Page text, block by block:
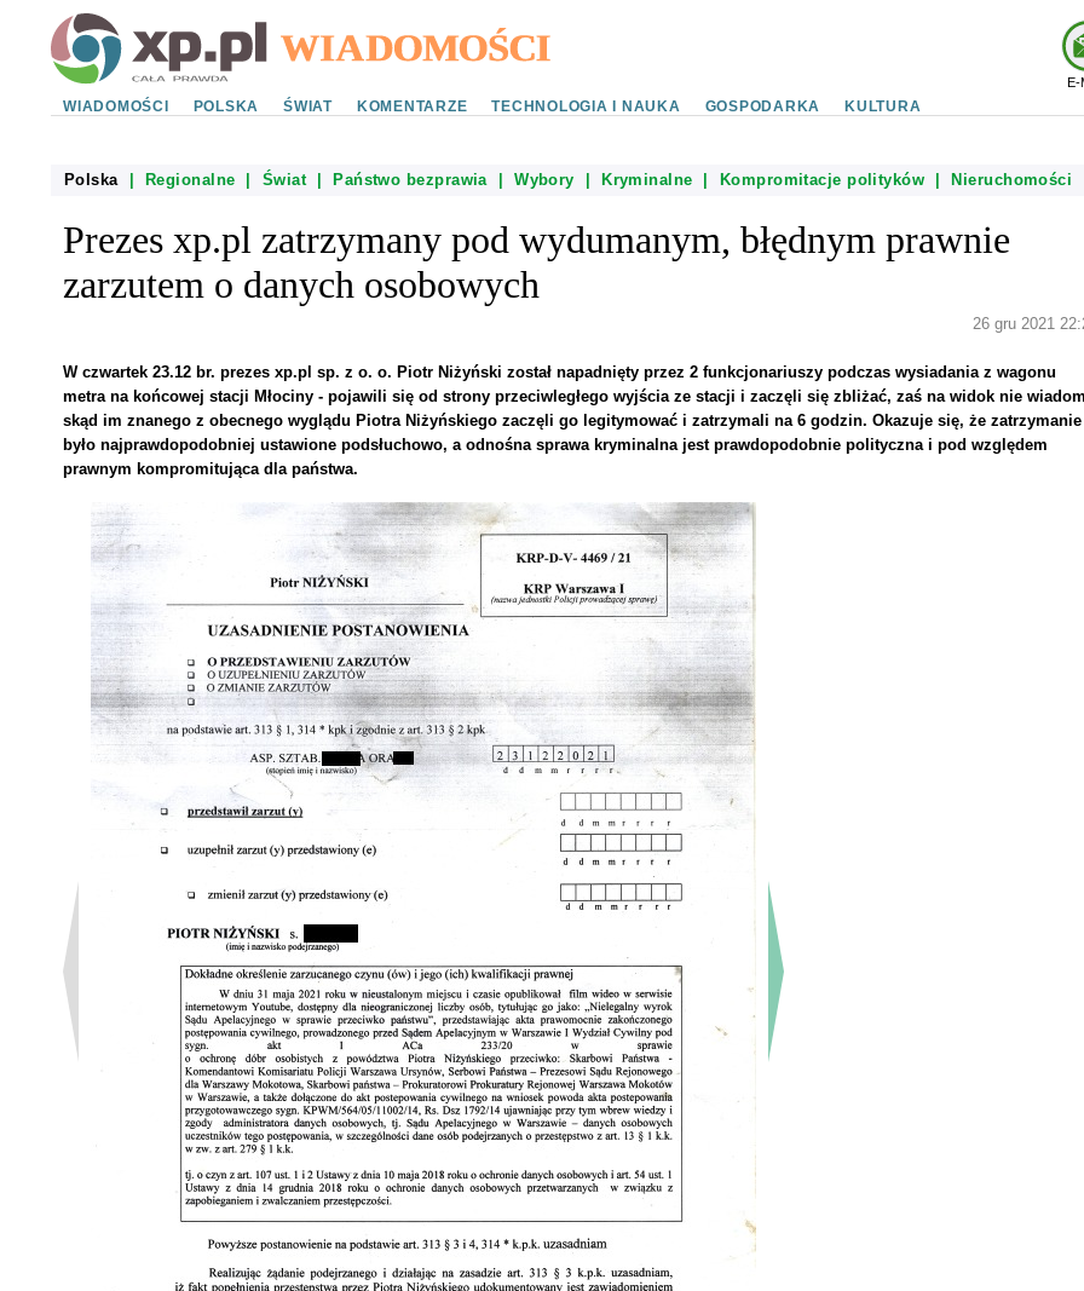
E-
WIADOMOŚCI POLSKA ŚWIAT KOMENTARZE TECHNOLOGIA I NAUKA GOSPODARKA KULTURA
Polska| Regionalne Świat| Państwo bezprawia|Wybory Kryminalne Kompromitacje polityków Nieruchomości
Prezes xp.pl zatrzymany pod wydumanym, błędnym prawnie
zarzutem o danych osobowych
26 gru 2021
W czwartek 23.12 br. prezes xp.pl sp. z o. o. Piotr Niżyński został napadnięty przez 2 funkcjonariuszy podczas wysiadania z wagonu
metra na końcowej stacji Młociny - pojawili się od strony przeciwległego wyjścia ze stacji i zaczęli się zbliżać, zaś na widok nie
skąd im znanego z obecnego wyglądu Piotra Niżyńskiego zaczęli go legitymować i zatrzymali na 6 godzin. Okazuje się, że zatrzymanie
było najprawdopodobniej ustawione podsłuchowo, a odnośna sprawa kryminalna jest prawdopodobnie polityczna i pod względem
prawnym kompromitująca dla państwa.